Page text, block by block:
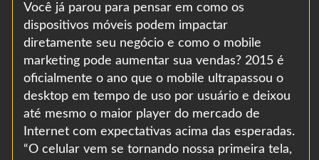
Você já parou para pensar em como os
dispositivos móveis podem impactar
diretamente seu negócio e como o mobile
marketing pode aumentar sua vendas? 2015 é
oficialmente o ano que o mobile ultrapassou o
desktop em tempo de uso por usuário e deixou
até mesmo o maior player do mercado de
Internet com expectativas acima das esperadas.
“O celular vem se tornando nossa primeira tela,